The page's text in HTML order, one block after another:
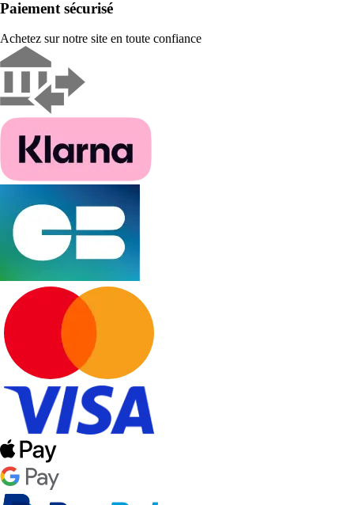
Paiement sécurisé
Achetez sur notre site en toute confiance